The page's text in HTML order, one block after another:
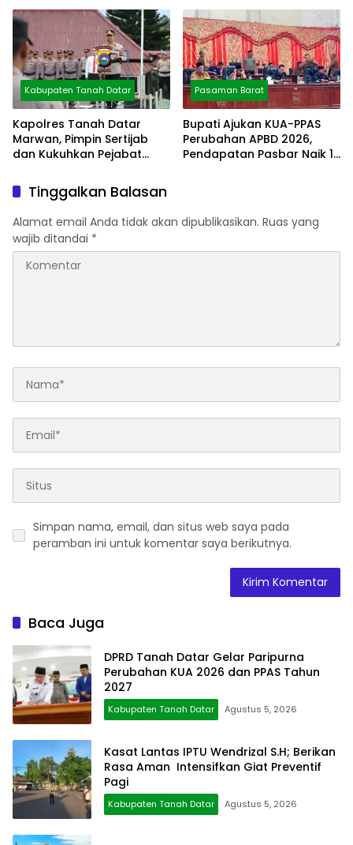
Kabupaten Tanah Datar
Kapolres Tanah Datar
Marwan, Pimpin Sertijab
dan Kukuhkan Pejabat
Pasaman Barat
Bupati Ajukan KUA-PPAS
Perubahan APBD 2026,
Pendapatan Pasbar Naik 15
Tinggalkan Balasan
Alamat email Anda tidak akan dipublikasikan. Ruas yang
wajib ditandai *
Simpan nama, email, dan situs web saya pada
peramban ini untuk komentar saya berikutnya.
Baca Juga
DPRD Tanah Datar Gelar Paripurna
Perubahan KUA 2026 dan PPAS Tahun
2027
Kabupaten Tanah Datar Agustus 5, 2026
Kasat Lantas IPTU Wendrizal S.H; Berikan
Rasa Aman Intensifkan Giat Preventif
Pagi
Kabupaten Tanah Datar Agustus 5, 2026